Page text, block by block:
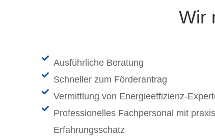
Wir
Ausführliche Beratung
Schneller zum Förderantrag
Vermittlung von Energieeffizienz-
Professionelles Fachpersonal mit
Erfahrungsschatz